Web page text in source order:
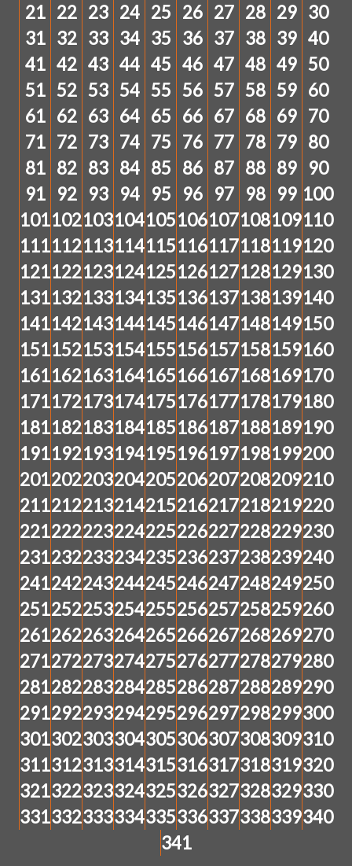
21 22 23 24 25 26 27 28 29 30
31 32 33 34 35 36 37 38 39 40
41 42 43 44 45 46 47 48 49 50
51 52 53 54 55 56 57 58 59 60
61 62 63 64 65 66 67 68 69 70
71 72 73 74 75 76 77 78 79 80
81 82 83 84 85 86 87 88 89
90
91
92 93 94 95 96 97 98 99 100
101102103104105106107108109110
111112113114115116117118119120
121122123124125126127128129130
131132133134135136137138139140
141142143144145146147148149150
151152153154155156157158159160
161162163164165166167168169170
171172173174175176177178179180
181182183184185186187188189190
191192193194195196197198199200
201202203204205206207208209210
211212213214215216217218219220
221222223224225226227228229230
231232233234235236237238239240
241242243244245246247248249250
251252253254255256257258259260
261262263264265266267268269270
271272273274275276277278279280
281282283284285286287288289290
291292293294295296297298299300
301302303304305306307308309310
311312313314315316317318319320
321322323324325326327328329330
331332333334335336337338339340
341